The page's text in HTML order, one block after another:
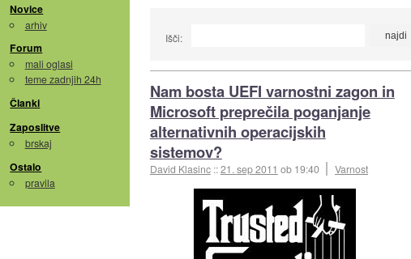
Novice
arhiv
Forum
mali oglasi
teme zadnjih 24h
Članki
Zaposlitve
brskaj
Ostalo
pravila
Išči:
Nam bosta UEFI varnostni zagon in
Microsoft preprečila poganjanje
alternativnih operacijskih
sistemov?
David Klasinc ::21. sep 2011 ob 19:40 Varnost